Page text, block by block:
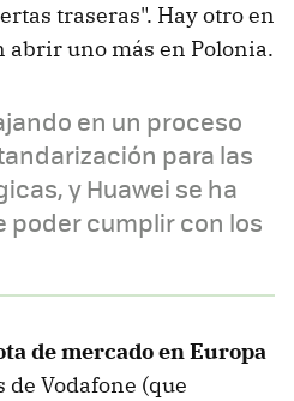
traseras". Hay otro en
abrir uno más en Polonia.
en un proceso
para las
y Huawei se ha
poder cumplir con los
de mercado en Europa
de Vodafone (que